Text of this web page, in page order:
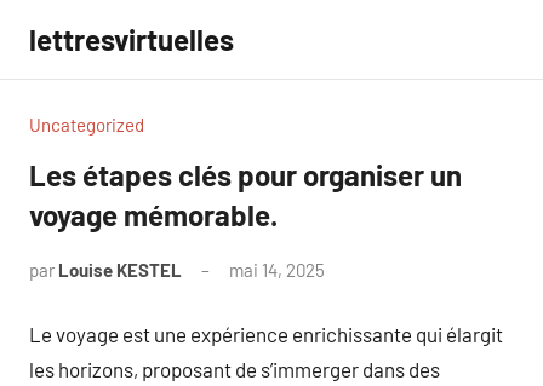
contenu
lettresvirtuelles
Uncategorized
Les étapes clés pour organiser un
voyage mémorable.
par Louise KESTEL mai 14, 2025
Le voyage est une expérience enrichissante qui élargit
les horizons, proposant de s’immerger dans des